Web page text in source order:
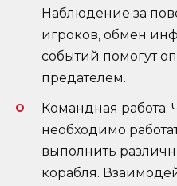
Наблюдение за
игроков, обмен
событий помогут
предателем.
Командная работа:
необходимо
выполнить
корабля.